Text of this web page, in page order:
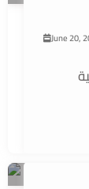
June 20,